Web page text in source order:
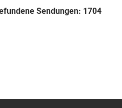
Sendungen: 1704